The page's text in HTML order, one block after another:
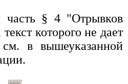
часть § 4 "Отрывков
которого не дает
см. в вышеуказанной